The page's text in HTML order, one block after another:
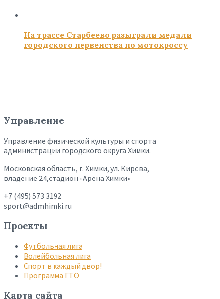
На трассе Старбеево разыграли медали
городского первенства по мотокроссу
Управление
Управление физической культуры и спорта
администрации городского округа Химки.
Московская область, г. Химки, ул. Кирова,
владение 24,стадион «Арена Химки»
+7 (495) 573 3192
sport@admhimki.ru
Проекты
Футбольная лига
Волейбольная лига
Спорт в каждый двор!
Программа ГТО
Карта сайта